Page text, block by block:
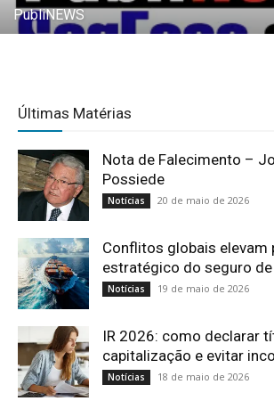
PubliNEWS
Últimas Matérias
Nota de Falecimento –
Possiede
Notícias 20 de maio de 2026
Conflitos globais elevam
estratégico do seguro
Notícias 19 de maio de 2026
IR 2026: como declarar
capitalização e evitar
Notícias 18 de maio de 2026